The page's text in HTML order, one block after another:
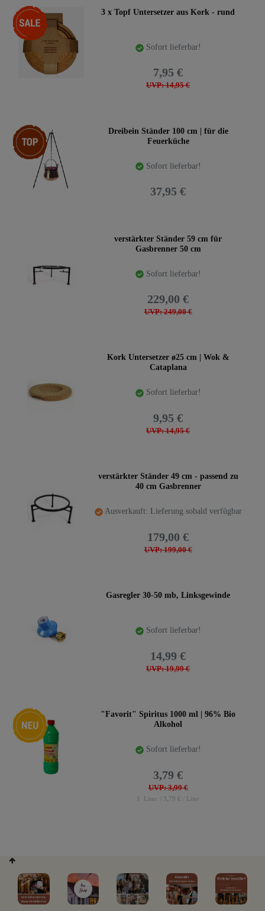
-47% 3 x Topf Untersetzer aus Kork - rund
Sofort lieferbar!
UVP: 14,95 €
7,95 €
Top-Artikel
Dreibein Ständer 100 cm | für die
Feuerküche
Sofort lieferbar!
37,95 €
verstärkter Ständer 59 cm für
Gasbrenner 50 cm
Sofort lieferbar!
UVP: 249,00 €
229,00 €
Kork Untersetzer ø25 cm | Wok &
Cataplana
Sofort lieferbar!
UVP: 14,95 €
9,95 €
verstärkter Ständer 49 cm - passend zu
40 cm Gasbrenner
Ausverkauft: Lieferung sobald verfügbar
UVP: 199,00 €
179,00 €
Gasregler 30-50 mb, Linksgewinde
Sofort lieferbar!
UVP: 19,99 €
14,99 €
Neuheit
"Favorit" Spiritus 1000 ml | 96% Bio
Alkohol
Sofort lieferbar!
UVP: 3,99 €
3,79 €
1 Liter | 3,79 € / Liter